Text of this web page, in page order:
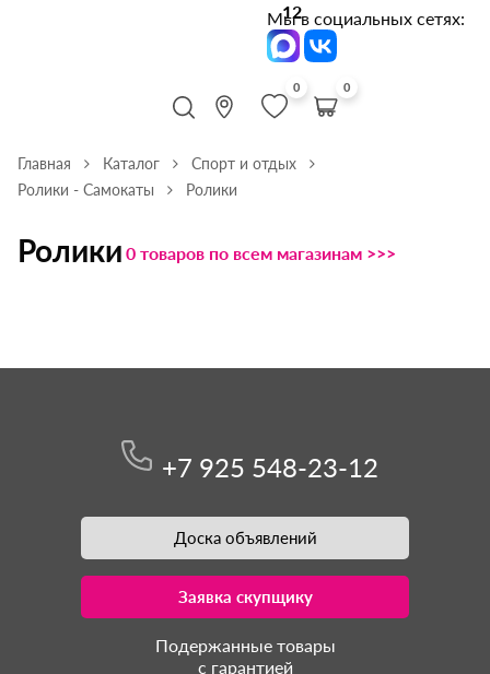
12
Мы в социальных сетях:
0 0
Главная Каталог
Спорт и отдых
Ролики - Самокаты
Ролики
Ролики 0 товаров по всем магазинам >>>
+7 925 548-23-12
Доска объявлений
Заявка скупщику
Подержанные товары
с гарантией